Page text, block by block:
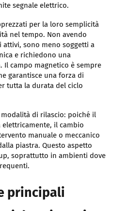
segnale elettrico.
per la loro semplicità
nel tempo. Non avendo
sono meno soggetti a
e richiedono una
Il campo magnetico è sempre
garantisce una forza di
tutta la durata del ciclo
di rilascio: poiché il
il cambio
manuale o meccanico
piastra. Questo aspetto
soprattutto in ambienti dove
principali